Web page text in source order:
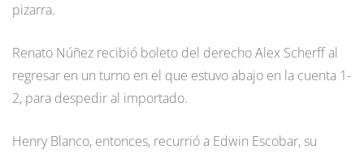
pizarra.
Renato Núñez recibió boleto del derecho Alex Scherff al
regresar en un turno en el que estuvo abajo en la cuenta 1-
2, para despedir al importado.
Henry Blanco, entonces, recurrió a Edwin Escobar, su